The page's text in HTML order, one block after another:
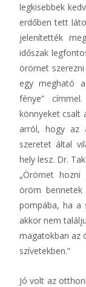
legkisebbek
erdőben tett
jelenítették
időszak
örömet
egy megható
fénye”
könnyeket csalt
arról, hogy az
szeretet által
hely lesz. Dr.
„Örömet
öröm bennetek
pompába, ha a
akkor nem
magatokban az
szívetekben.”
Jó volt az